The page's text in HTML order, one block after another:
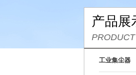
产品展
工业集尘器